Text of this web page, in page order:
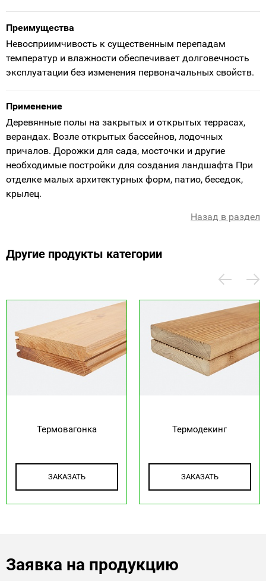
Преимущества
Невосприимчивость к существенным перепадам
температур и влажности обеспечивает долговечность
эксплуатации без изменения первоначальных свойств.
Применение
Деревянные полы на закрытых и открытых террасах,
верандах. Возле открытых бассейнов, лодочных
причалов. Дорожки для сада, мосточки и другие
необходимые постройки для создания ландшафта При
отделке малых архитектурных форм, патио, беседок,
крылец.
Назад в раздел
Другие продукты категории
Термовагонка
ЗАКАЗАТЬ
Термодекинг
ЗАКАЗАТЬ
Заявка на продукцию